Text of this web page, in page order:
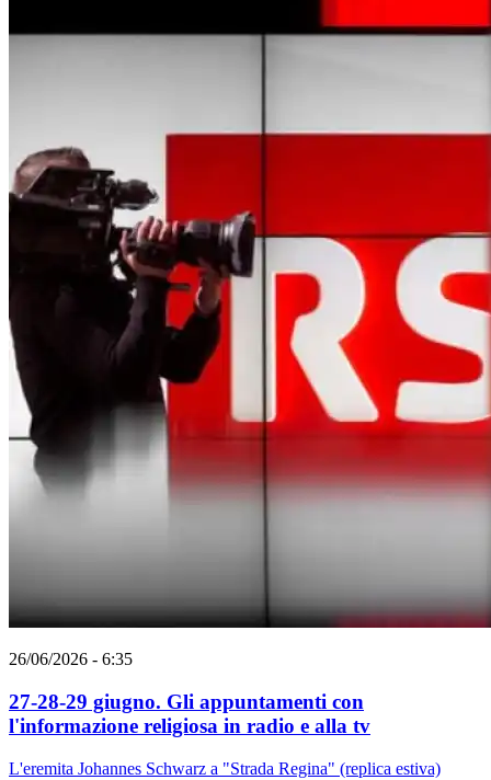
26/06/2026 - 6:35
27-28-29 giugno. Gli appuntamenti con
l'informazione religiosa in radio e alla tv
L'eremita Johannes Schwarz a "Strada Regina" (replica estiva)